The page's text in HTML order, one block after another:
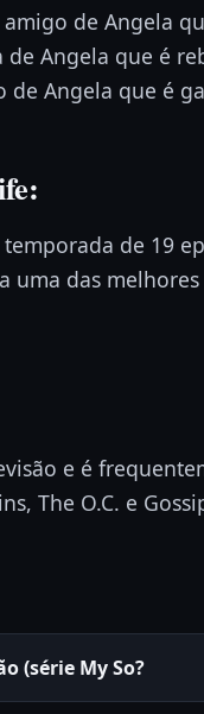
de Angela
de Angela que é
de Angela que é
de 19
uma das
e é
The O.C. e
(série My So?